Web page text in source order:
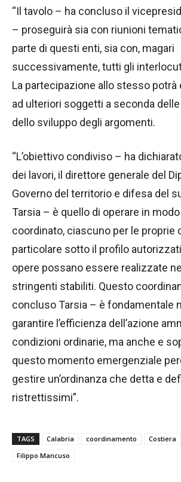
“Il tavolo – ha concluso il
– proseguirà sia con riunioni
parte di questi enti, sia con, magari
successivamente, tutti gli
La partecipazione allo stesso potrà
ad ulteriori soggetti a seconda
dello sviluppo degli argomenti.
“L’obiettivo condiviso – ha
dei lavori, il direttore generale del
Governo del territorio e difesa del
Tarsia – è quello di operare in
coordinato, ciascuno per le proprie
particolare sotto il profilo
opere possano essere realizzate
stringenti stabiliti. Questo
concluso Tarsia – è fondamentale
garantire l’efficienza dell’azione
condizioni ordinarie, ma anche e
questo momento emergenziale
gestire un’ordinanza che detta e
ristrettissimi”.
TAGS Calabria coordinamento Costiera
Filippo Mancuso